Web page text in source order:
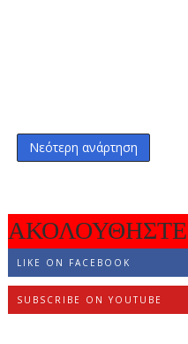
Νεότερη ανάρτηση
LIKE ON FACEBOOK
SUBSCRIBE ON YOUTUBE